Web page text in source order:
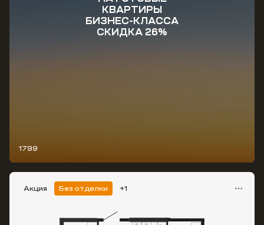
Акция Без отделки +1
КВАРТИРЫ
БИЗНЕС-КЛАССА
СКИДКА 26%
1799